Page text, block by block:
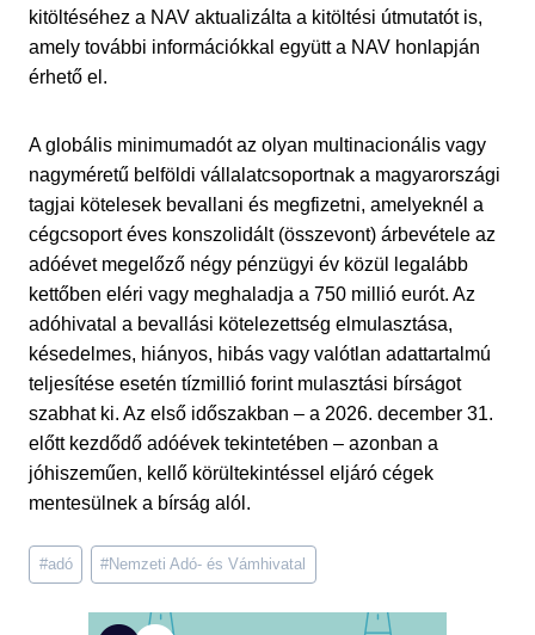
kitöltéséhez a NAV aktualizálta a kitöltési útmutatót is,
amely további információkkal együtt a NAV honlapján
érhető el.
A globális minimumadót az olyan multinacionális vagy
nagyméretű belföldi vállalatcsoportnak a magyarországi
tagjai kötelesek bevallani és megfizetni, amelyeknél a
cégcsoport éves konszolidált (összevont) árbevétele az
adóévet megelőző négy pénzügyi év közül legalább
kettőben eléri vagy meghaladja a 750 millió eurót. Az
adóhivatal a bevallási kötelezettség elmulasztása,
késedelmes, hiányos, hibás vagy valótlan adattartalmú
teljesítése esetén tízmillió forint mulasztási bírságot
szabhat ki. Az első időszakban – a 2026. december 31.
előtt kezdődő adóévek tekintetében – azonban a
jóhiszeműen, kellő körültekintéssel eljáró cégek
mentesülnek a bírság alól.
Post
Tags:
#adó #Nemzeti Adó- és Vámhivatal